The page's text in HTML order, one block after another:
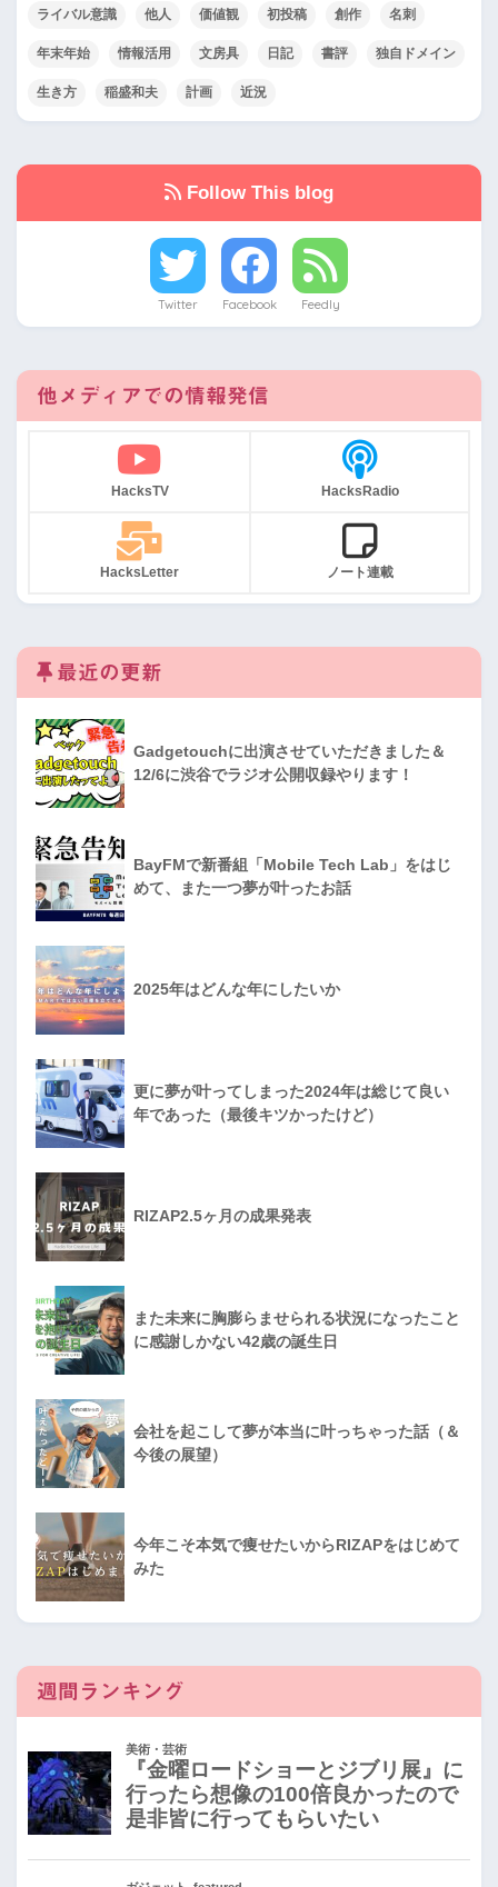
ライバル意識 他人 価値観 初投稿 創作 名刺
年末年始 情報活用 文房具 日記 書評 独自ドメイン
生き方 稲盛和夫 計画 近況
Follow This blog
Twitter Facebook Feedly
他メディアでの情報発信
HacksTV HacksRadio
HacksLetter ノート連載
最近の更新
Gadgetouchに出演させていただきました＆
12/6に渋谷でラジオ公開収録やります！
BayFMで新番組「Mobile Tech Lab」をはじ
めて、また一つ夢が叶ったお話
2025年はどんな年にしたいか
更に夢が叶ってしまった2024年は総じて良い
年であった（最後キツかったけど）
RIZAP2.5ヶ月の成果発表
また未来に胸膨らませられる状況になったこと
に感謝しかない42歳の誕生日
会社を起こして夢が本当に叶っちゃった話（＆
今後の展望）
今年こそ本気で痩せたいからRIZAPをはじめて
みた
週間ランキング